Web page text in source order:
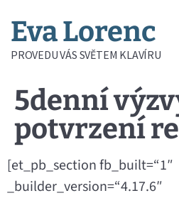
Eva Lorenc
PROVEDU VÁS SVĚTEM KLAVÍRU
5denní
potvrzení
[et_pb_section fb_built=“1″
_builder_version=“4.17.6″